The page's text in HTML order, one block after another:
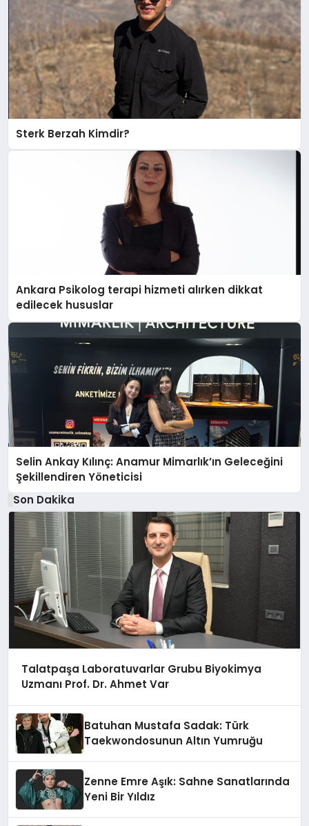
Sterk Berzah Kimdir?
Ankara Psikolog terapi hizmeti alırken dikkat
edilecek hususlar
Selin Ankay Kılınç: Anamur Mimarlık’ın Geleceğini
Şekillendiren Yöneticisi
Son Dakika
Talatpaşa Laboratuvarlar Grubu Biyokimya
Uzmanı Prof. Dr. Ahmet Var
Batuhan Mustafa Sadak: Türk
Taekwondosunun Altın Yumruğu
Zenne Emre Aşık: Sahne Sanatlarında
Yeni Bir Yıldız